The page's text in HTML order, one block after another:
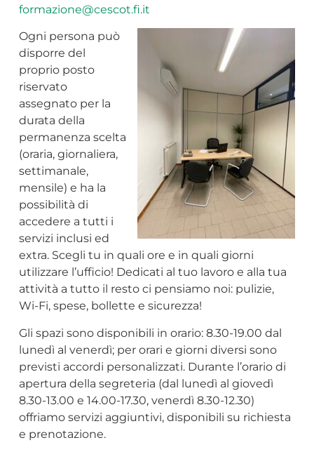
formazione@cescot.fi.it
Ogni persona può
disporre del
proprio posto
riservato
assegnato per la
durata della
permanenza scelta
(oraria, giornaliera,
settimanale,
mensile) e ha la
possibilità di
accedere a tutti i
servizi inclusi ed
extra. Scegli tu in quali ore e in quali giorni
utilizzare l’ufficio! Dedicati al tuo lavoro e alla tua
attività a tutto il resto ci pensiamo noi: pulizie,
Wi-Fi, spese, bollette e sicurezza!
Gli spazi sono disponibili in orario: 8.30-19.00 dal
lunedì al venerdì; per orari e giorni diversi sono
previsti accordi personalizzati. Durante l’orario di
apertura della segreteria (dal lunedì al giovedì
8.30-13.00 e 14.00-17.30, venerdì 8.30-12.30)
offriamo servizi aggiuntivi, disponibili su richiesta
e prenotazione.